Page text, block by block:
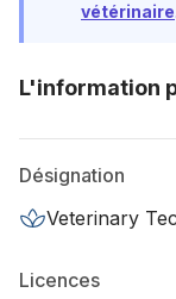
vétérinaire
L'information
Désignation
Veterinary
Licences